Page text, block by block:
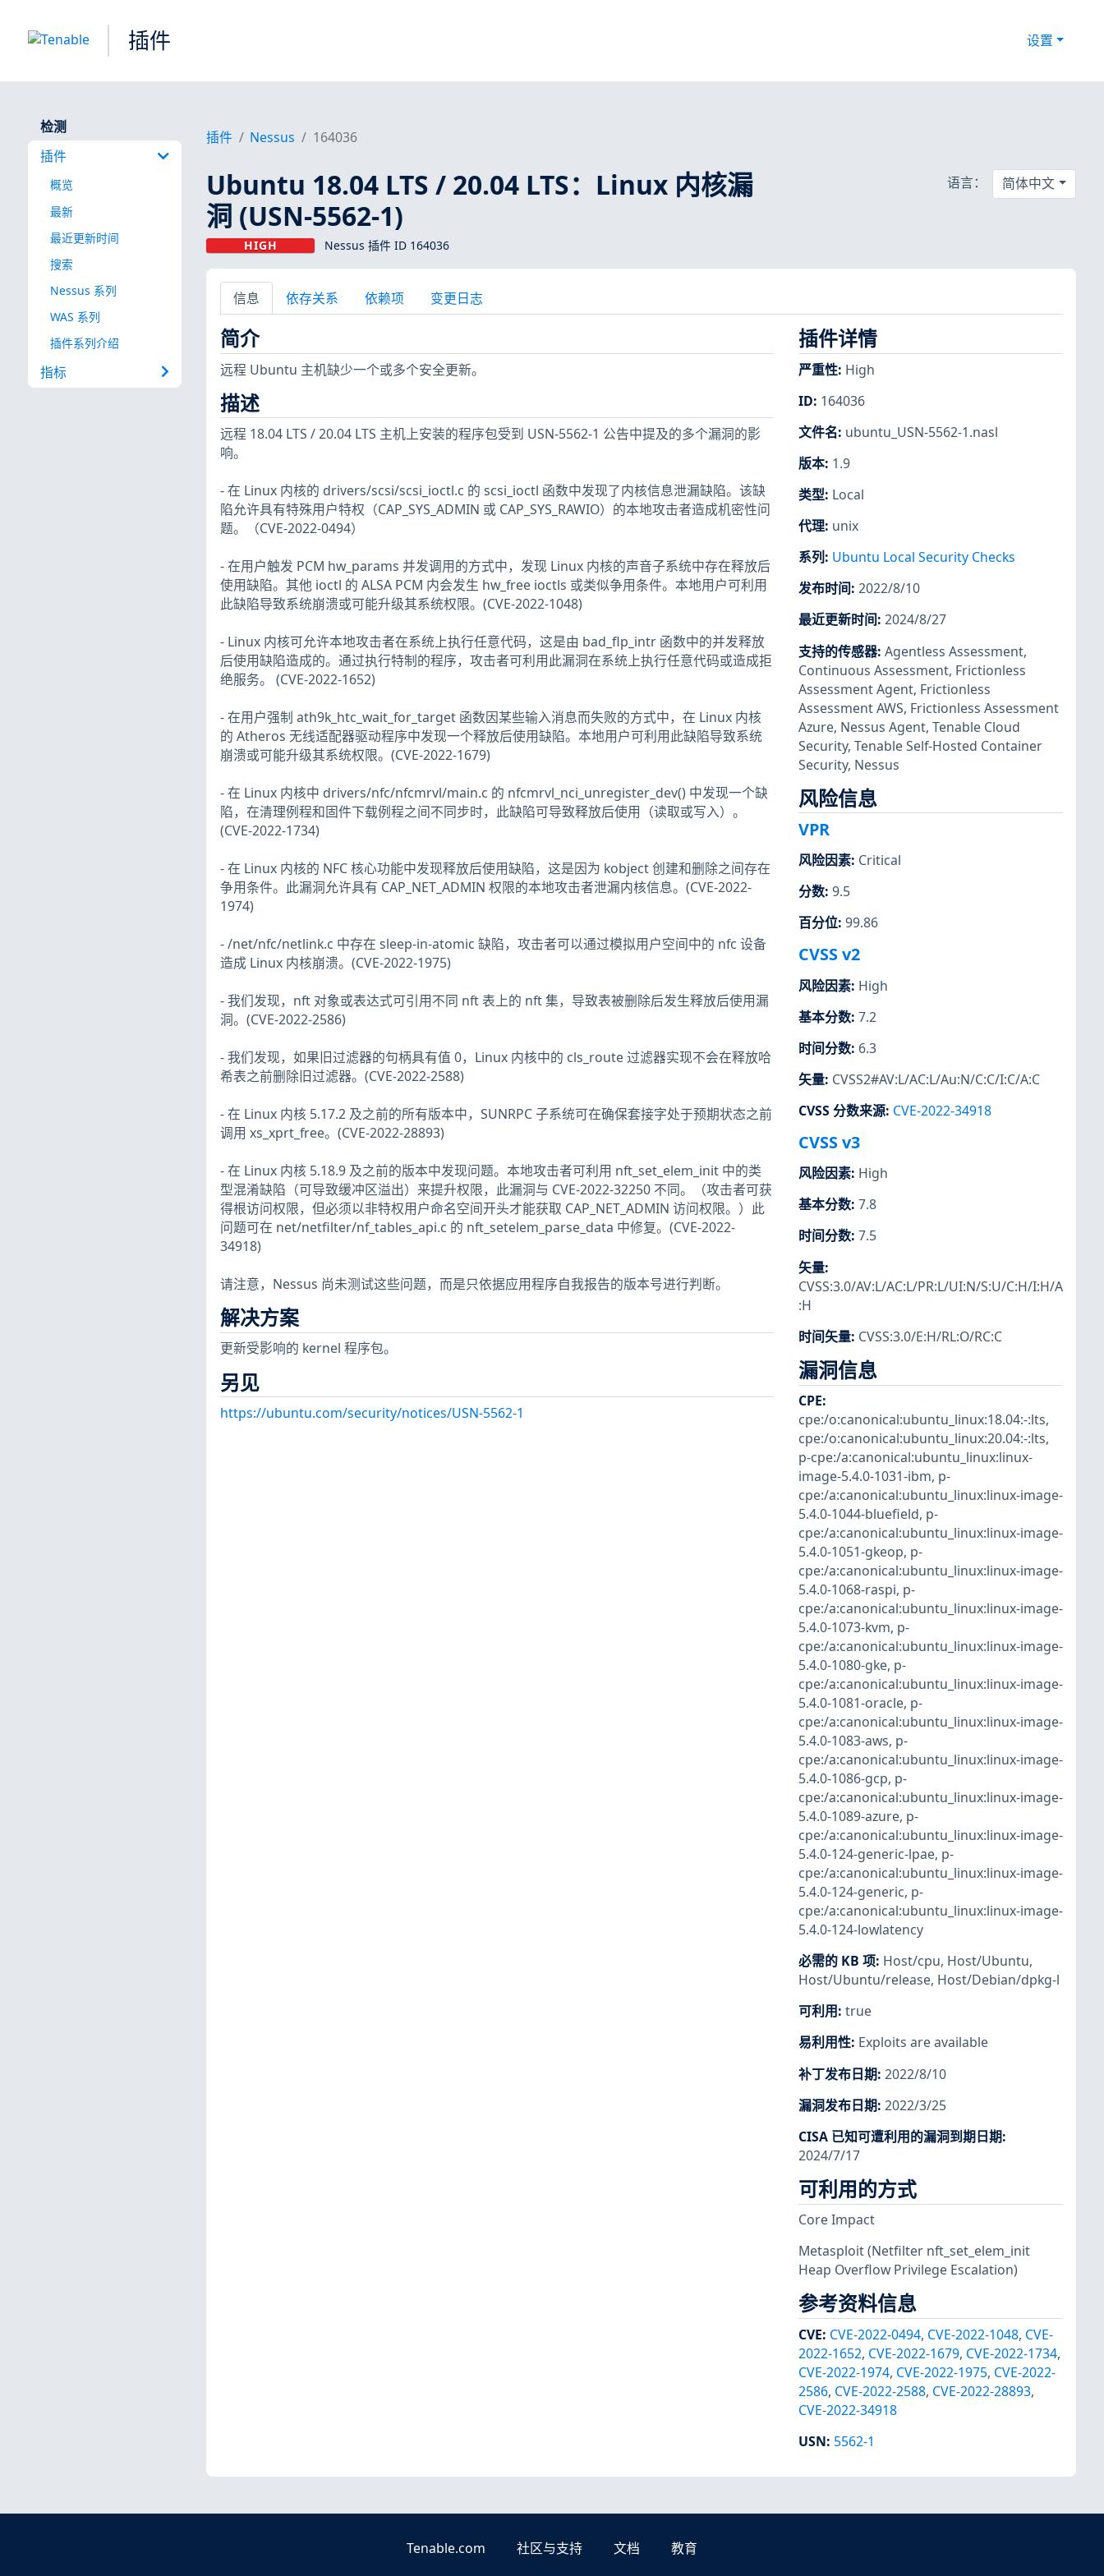
插件 设置
检测
插件
概览
最新
最近更新时间
搜索
Nessus 系列
WAS 系列
插件系列介绍
指标
插件 Nessus 164036
Ubuntu 18.04 LTS / 20.04 LTS：Linux 内核漏
洞 (USN-5562-1)
HIGH Nessus 插件 ID 164036
语言： 简体中文
信息 依存关系 依赖项 变更日志
简介
远程 Ubuntu 主机缺少一个或多个安全更新。
描述
远程 18.04 LTS / 20.04 LTS 主机上安装的程序包受到 USN-5562-1 公告中提及的多个漏洞的影
响。
- 在 Linux 内核的 drivers/scsi/scsi_ioctl.c 的 scsi_ioctl 函数中发现了内核信息泄漏缺陷。该缺
陷允许具有特殊用户特权（CAP_SYS_ADMIN 或 CAP_SYS_RAWIO）的本地攻击者造成机密性问
题。（CVE-2022-0494）
- 在用户触发 PCM hw_params 并发调用的方式中，发现 Linux 内核的声音子系统中存在释放后
使用缺陷。其他 ioctl 的 ALSA PCM 内会发生 hw_free ioctls 或类似争用条件。本地用户可利用
此缺陷导致系统崩溃或可能升级其系统权限。(CVE-2022-1048)
- Linux 内核可允许本地攻击者在系统上执行任意代码，这是由 bad_flp_intr 函数中的并发释放
后使用缺陷造成的。通过执行特制的程序，攻击者可利用此漏洞在系统上执行任意代码或造成拒
绝服务。 (CVE-2022-1652)
- 在用户强制 ath9k_htc_wait_for_target 函数因某些输入消息而失败的方式中，在 Linux 内核
的 Atheros 无线适配器驱动程序中发现一个释放后使用缺陷。本地用户可利用此缺陷导致系统
崩溃或可能升级其系统权限。(CVE-2022-1679)
- 在 Linux 内核中 drivers/nfc/nfcmrvl/main.c 的 nfcmrvl_nci_unregister_dev() 中发现一个缺
陷，在清理例程和固件下载例程之间不同步时，此缺陷可导致释放后使用（读取或写入）。
(CVE-2022-1734)
- 在 Linux 内核的 NFC 核心功能中发现释放后使用缺陷，这是因为 kobject 创建和删除之间存在
争用条件。此漏洞允许具有 CAP_NET_ADMIN 权限的本地攻击者泄漏内核信息。(CVE-2022-
1974)
- /net/nfc/netlink.c 中存在 sleep-in-atomic 缺陷，攻击者可以通过模拟用户空间中的 nfc 设备
造成 Linux 内核崩溃。(CVE-2022-1975)
- 我们发现，nft 对象或表达式可引用不同 nft 表上的 nft 集，导致表被删除后发生释放后使用漏
洞。(CVE-2022-2586)
- 我们发现，如果旧过滤器的句柄具有值 0，Linux 内核中的 cls_route 过滤器实现不会在释放哈
希表之前删除旧过滤器。(CVE-2022-2588)
- 在 Linux 内核 5.17.2 及之前的所有版本中，SUNRPC 子系统可在确保套接字处于预期状态之前
调用 xs_xprt_free。(CVE-2022-28893)
- 在 Linux 内核 5.18.9 及之前的版本中发现问题。本地攻击者可利用 nft_set_elem_init 中的类
型混淆缺陷（可导致缓冲区溢出）来提升权限，此漏洞与 CVE-2022-32250 不同。（攻击者可获
得根访问权限，但必须以非特权用户命名空间开头才能获取 CAP_NET_ADMIN 访问权限。）此
问题可在 net/netfilter/nf_tables_api.c 的 nft_setelem_parse_data 中修复。(CVE-2022-
34918)
请注意，Nessus 尚未测试这些问题，而是只依据应用程序自我报告的版本号进行判断。
解决方案
更新受影响的 kernel 程序包。
另见
https://ubuntu.com/security/notices/USN-5562-1
插件详情
严重性: High
ID: 164036
文件名: ubuntu_USN-5562-1.nasl
版本: 1.9
类型: Local
代理: unix
系列 : Ubuntu Local Security Checks
发布时间: 2022/8/10
最近更新时间: 2024/8/27
支持的传感器: Agentless Assessment,
Continuous Assessment, Frictionless
Assessment Agent, Frictionless
Assessment AWS, Frictionless Assessment
Azure, Nessus Agent, Tenable Cloud
Security, Tenable Self-Hosted Container
Security, Nessus
风险信息
VPR
风险因素: Critical
分数: 9.5
百分位: 99.86
CVSS v2
风险因素: High
基本分数: 7.2
时间分数: 6.3
矢量: CVSS2#AV:L/AC:L/Au:N/C:C/I:C/A:C
CVSS 分数来源: CVE-2022-34918
CVSS v3
风险因素: High
基本分数: 7.8
时间分数: 7.5
矢量:
CVSS:3.0/AV:L/AC:L/PR:L/UI:N/S:U/C:H/I:H/A
:H
时间矢量: CVSS:3.0/E:H/RL:O/RC:C
漏洞信息
CPE:
cpe:/o:canonical:ubuntu_linux:18.04:-:lts,
cpe:/o:canonical:ubuntu_linux:20.04:-:lts,
p-cpe:/a:canonical:ubuntu_linux:linux-
image-5.4.0-1031-ibm, p-
cpe:/a:canonical:ubuntu_linux:linux-image-
5.4.0-1044-bluefield, p-
cpe:/a:canonical:ubuntu_linux:linux-image-
5.4.0-1051-gkeop, p-
cpe:/a:canonical:ubuntu_linux:linux-image-
5.4.0-1068-raspi, p-
cpe:/a:canonical:ubuntu_linux:linux-image-
5.4.0-1073-kvm, p-
cpe:/a:canonical:ubuntu_linux:linux-image-
5.4.0-1080-gke, p-
cpe:/a:canonical:ubuntu_linux:linux-image-
5.4.0-1081-oracle, p-
cpe:/a:canonical:ubuntu_linux:linux-image-
5.4.0-1083-aws, p-
cpe:/a:canonical:ubuntu_linux:linux-image-
5.4.0-1086-gcp, p-
cpe:/a:canonical:ubuntu_linux:linux-image-
5.4.0-1089-azure, p-
cpe:/a:canonical:ubuntu_linux:linux-image-
5.4.0-124-generic-lpae, p-
cpe:/a:canonical:ubuntu_linux:linux-image-
5.4.0-124-generic, p-
cpe:/a:canonical:ubuntu_linux:linux-image-
5.4.0-124-lowlatency
必需的 KB 项: Host/cpu, Host/Ubuntu,
Host/Ubuntu/release, Host/Debian/dpkg-l
可利用: true
易利用性: Exploits are available
补丁发布日期: 2022/8/10
漏洞发布日期: 2022/3/25
CISA 已知可遭利用的漏洞到期日期:
2024/7/17
可利用的方式
Core Impact
Metasploit(Netfilter nft_set_elem_init
Heap Overflow Privilege Escalation)
参考资料信息
CVE: CVE-2022-0494, CVE-2022-1048, CVE-
2022-1652, CVE-2022-1679, CVE-2022-1734,
CVE-2022-1974, CVE-2022-1975, CVE-2022-
2586, CVE-2022-2588, CVE-2022-28893,
CVE-2022-34918
USN: 5562-1
Tenable.com 社区与支持 文档 教育